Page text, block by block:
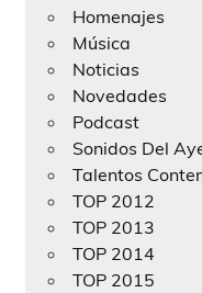
Homenajes
Música
Noticias
Novedades
Podcast
Sonidos Del
Talentos
TOP 2012
TOP 2013
TOP 2014
TOP 2015